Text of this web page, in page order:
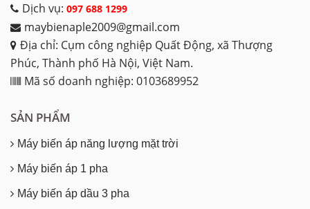
Dịch vụ: 097 688 1299
maybienaple2009@gmail.com
Địa chỉ: Cụm công nghiệp Quất Động, xã Thượng
Phúc, Thành phố Hà Nội, Việt Nam.
Mã số doanh nghiệp: 0103689952
SẢN PHẨM
Máy biến áp năng lượng mặt trời
Máy biến áp 1 pha
Máy biến áp dầu 3 pha